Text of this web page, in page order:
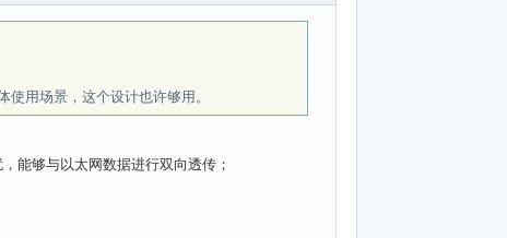
用场景，这个设计也许够用。
能够与以太网数据进行双向透传；